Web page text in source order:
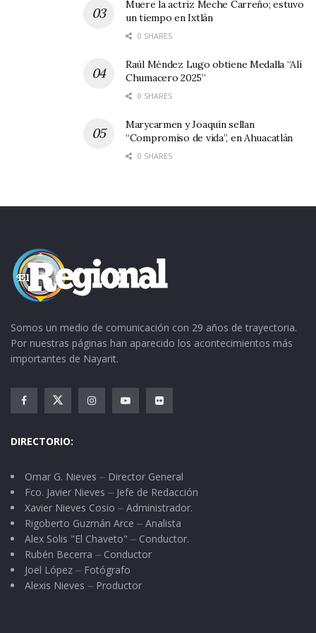
mayor la clientela que acude a éste lugar,
atendido por varias cocineras y eficientes
personalmente por el propio Héctor Javier –
mejor conocido “Managüito”, ex Presidente
Luz Margarita de Sánchez Fletes.
historia; y así, en el menú podemos encontrar
con queso amarillo y jamón en el
prefiere puede pedir la “Machaca de la Gordillo”-
Carne seca deshebrada yrestirada
madrazo, revuelta con huevos a la mexicana -.
También puede desayunar el “Platillo de Ney” –
carne asada con todas las guarniciones,
Muere la actriz Meche Carreño; estuvo
un tiempo en Ixtlán
0 SHARES
Raúl Méndez Lugo obtiene Medalla “Alí
Chumacero 2025”
0 SHARES
Marycarmen y Joaquín sellan
“Compromiso de vida”, en Ahuacatlán
0 SHARES
Somos un medio de comunicación con 29 años de trayectoria.
Por nuestras páginas han aparecido los acontecimientos más
importantes de Nayarit.
DIRECTORIO:
Omar G. Nieves ⏤ Director General
Fco. Javier Nieves ⏤ Jefe de Redacción
Xavier Nieves Cosio ⏤ Administrador.
Rigoberto Guzmán Arce ⏤ Analista
Alex Solis "El Chaveto" ⏤ Conductor.
Rubén Becerra ⏤ Conductor
Joel López ⏤ Fotógrafo
Alexis Nieves ⏤ Productor